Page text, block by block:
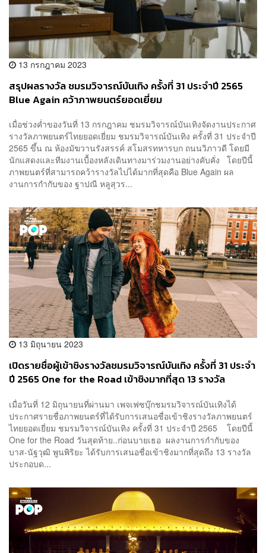
13 กรกฎาคม 2023
สรุปผลรางวัล ชมรมวิจารณ์บันเทิง ครั้งที่ 31 ประจำปี 2565
Blue Again คว้าภาพยนตร์ยอดเยี่ยม
เมื่อช่วงค่ำของวันที่ 13 กรกฎาคม ชมรมวิจารณ์บันเทิงจัดงานประกาศ
รางวัลภาพยนตร์ไทยยอดเยี่ยม ชมรมวิจารณ์บันเทิง ครั้งที่ 31 ประจำปี
2565 ขึ้น ณ ห้องมัฆวานรังสรรค์ สโมสรทหารบก ถนนวิภาวดี โดยมี
นักแสดงและทีมงานเบื้องหลังเดินทางมาร่วมงานอย่างคับคั่ง โดยปีนี้
ภาพยนตร์ที่สามารถคว้ารางวัลไปได้มากที่สุดคือ Blue Again ผล
งานการกำกับของ ฐาปณี หลูสุวร...
13 มิถุนายน 2023
เปิดรายชื่อผู้เข้าชิงรางวัลชมรมวิจารณ์บันเทิง ครั้งที่ 31 ประจำ
ปี 2565 One for the Road เข้าชิงมากที่สุด 13 รางวัล
เมื่อวันที่ 12 มิถุนายนที่ผ่านมา เพจเฟซบุ๊กชมรมวิจารณ์บันเทิงได้
ประกาศรายชื่อภาพยนตร์ที่ได้รับการเสนอชื่อเข้าชิงรางวัลภาพยนตร์
ไทยยอดเยี่ยม ชมรมวิจารณ์บันเทิง ครั้งที่ 31 ประจำปี 2565 โดยปีนี้
One for the Road วันสุดท้าย..ก่อนบายเธอ ผลงานการกำกับของ
บาส-นัฐวุฒิ พูนพิริยะ ได้รับการเสนอชื่อเข้าชิงมากที่สุดถึง 13 รางวัล
ประกอบด...